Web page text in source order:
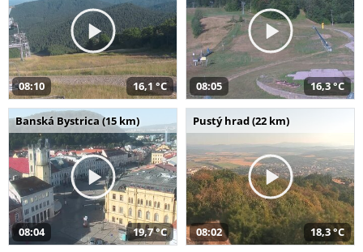
08:10 16,1 °C 08:05 16,3 °C
Banská Bystrica (15 km)
08:04 19,7 °C
Pustý hrad (22 km)
08:02 18,3 °C